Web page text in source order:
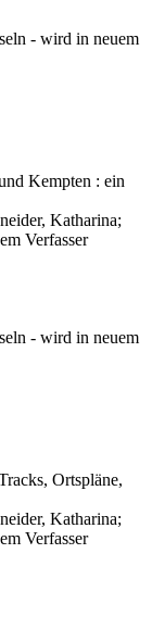
- wird in neuem
Kempten : ein
Katharina;
Verfasser
- wird in neuem
Ortspläne,
Katharina;
Verfasser